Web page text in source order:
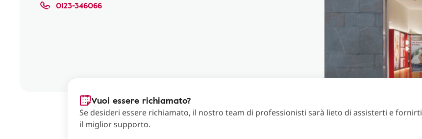
0123-346066
Vuoi essere richiamato?
Se desideri essere richiamato, il nostro team di professionisti sarà lieto di assisterti e fornirti
il miglior supporto.